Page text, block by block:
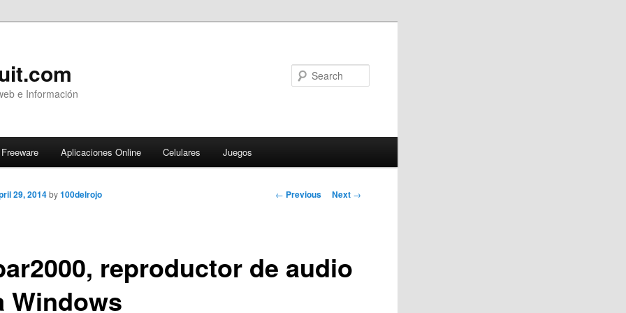
e Información
Freeware Aplicaciones Online Celulares Juegos
Post
← Previous Next →
reproductor de audio
Windows
29, 2014 by100delrojo